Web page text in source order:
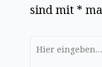
sind mit *
Hier